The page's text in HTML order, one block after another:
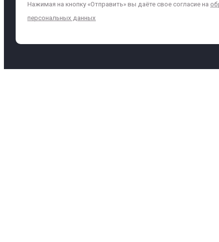
Нажимая на кнопку «Отправить» вы даёте свое согласие на
персональных данных